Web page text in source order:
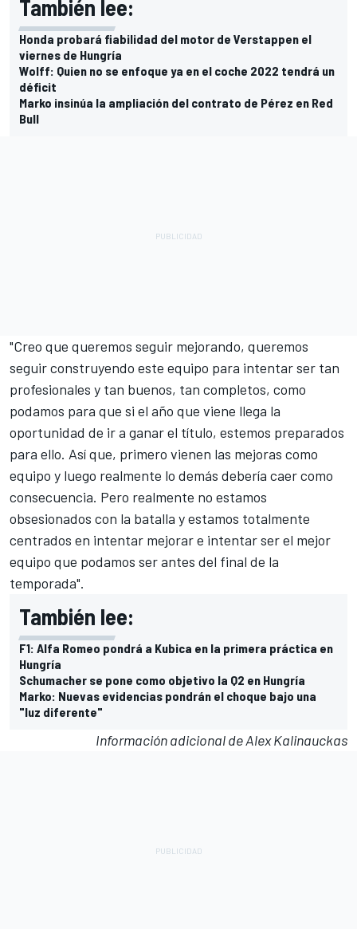
También lee:
Honda probará fiabilidad del motor de Verstappen el
viernes de Hungría
Wolff: Quien no se enfoque ya en el coche 2022 tendrá un
déficit
Marko insinúa la ampliación del contrato de Pérez en Red
Bull
"Creo que queremos seguir mejorando, queremos
seguir construyendo este equipo para intentar ser tan
profesionales y tan buenos, tan completos, como
podamos para que si el año que viene llega la
oportunidad de ir a ganar el título, estemos preparados
para ello. Así que, primero vienen las mejoras como
equipo y luego realmente lo demás debería caer como
consecuencia. Pero realmente no estamos
obsesionados con la batalla y estamos totalmente
centrados en intentar mejorar e intentar ser el mejor
equipo que podamos ser antes del final de la
temporada".
También lee:
F1: Alfa Romeo pondrá a Kubica en la primera práctica en
Hungría
Schumacher se pone como objetivo la Q2 en Hungría
Marko: Nuevas evidencias pondrán el choque bajo una
"luz diferente"
Información adicional de Alex Kalinauckas